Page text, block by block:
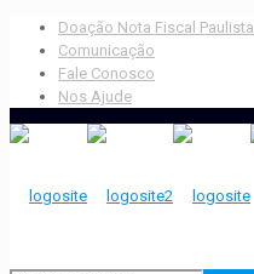
Doação Nota Fiscal Paulista
Comunicação
Fale Conosco
Nos Ajude